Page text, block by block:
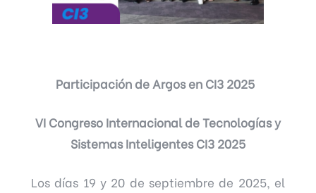
Participación de Argos en CI3 2025
VI Congreso Internacional de Tecnologías y
Sistemas Inteligentes CI3 2025
Los días 19 y 20 de septiembre de 2025, el